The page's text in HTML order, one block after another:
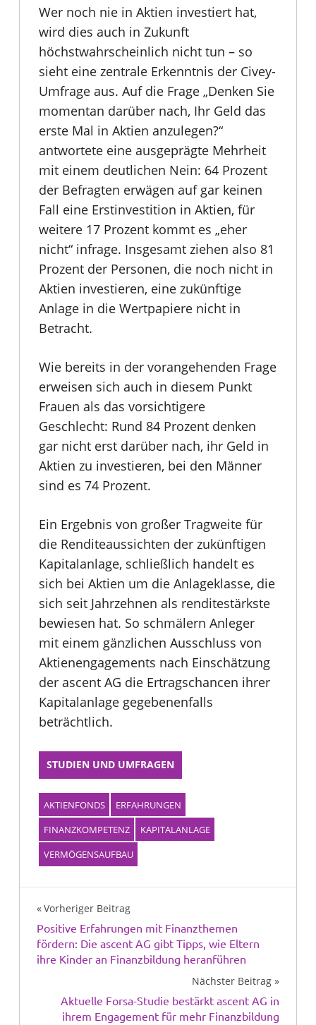
Wer noch nie in Aktien investiert hat,
wird dies auch in Zukunft
höchstwahrscheinlich nicht tun – so
sieht eine zentrale Erkenntnis der Civey-
Umfrage aus. Auf die Frage „Denken Sie
momentan darüber nach, Ihr Geld das
erste Mal in Aktien anzulegen?“
antwortete eine ausgeprägte Mehrheit
mit einem deutlichen Nein: 64 Prozent
der Befragten erwägen auf gar keinen
Fall eine Erstinvestition in Aktien, für
weitere 17 Prozent kommt es „eher
nicht“ infrage. Insgesamt ziehen also 81
Prozent der Personen, die noch nicht in
Aktien investieren, eine zukünftige
Anlage in die Wertpapiere nicht in
Betracht.
Wie bereits in der vorangehenden Frage
erweisen sich auch in diesem Punkt
Frauen als das vorsichtigere
Geschlecht: Rund 84 Prozent denken
gar nicht erst darüber nach, ihr Geld in
Aktien zu investieren, bei den Männer
sind es 74 Prozent.
Ein Ergebnis von großer Tragweite für
die Renditeaussichten der zukünftigen
Kapitalanlage, schließlich handelt es
sich bei Aktien um die Anlageklasse, die
sich seit Jahrzehnen als renditestärkste
bewiesen hat. So schmälern Anleger
mit einem gänzlichen Ausschluss von
Aktienengagements nach Einschätzung
der ascent AG die Ertragschancen ihrer
Kapitalanlage gegebenenfalls
beträchtlich.
STUDIEN UND UMFRAGEN
AKTIENFONDS
ERFAHRUNGEN
FINANZKOMPETENZ
KAPITALANLAGE
VERMÖGENSAUFBAU
Beitragsnavigation
Vorheriger Beitrag
Positive Erfahrungen mit Finanzthemen
fördern: Die ascent AG gibt Tipps, wie Eltern
ihre Kinder an Finanzbildung heranführen
Nächster Beitrag
Aktuelle Forsa-Studie bestärkt ascent AG in
ihrem Engagement für mehr Finanzbildung